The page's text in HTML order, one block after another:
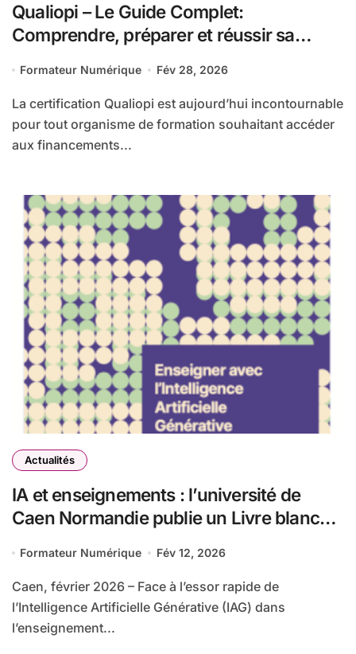
Qualiopi – Le Guide Complet:
Comprendre, préparer et réussir sa
de formation
Formateur Numérique Fév 28, 2026
La certification Qualiopi est aujourd’hui incontournable
pour tout organisme de formation souhaitant accéder
aux financements...
Actualités
IA et enseignements : l’université de
Caen Normandie publie un Livre blanc
l’Intelligence Artificielle Générative
Formateur Numérique Fév 12, 2026
Caen, février 2026 – Face à l’essor rapide de
l’Intelligence Artificielle Générative (IAG) dans
l’enseignement...